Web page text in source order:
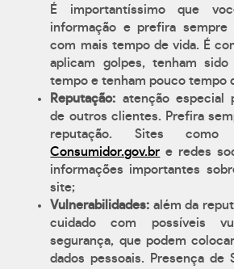
É importantíssimo que
informação e prefira
com mais tempo de vida. É
aplicam golpes, tenham
tempo e tenham pouco tempo
Reputação: atenção especial
de outros clientes. Prefira
reputação. Sites como
Consumidor.gov.br e redes
informações importantes
site;
Vulnerabilidades: além da
cuidado com possíveis
segurança, que podem
dados pessoais. Presença de